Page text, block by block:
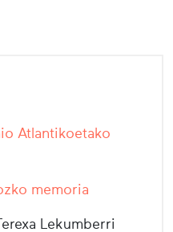
Atlantikoetako
memoria
Lekumberri